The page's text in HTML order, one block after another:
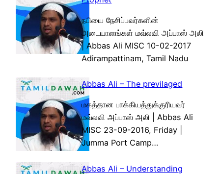
நபியை நேசிப்பவர்களின்
அடையாளங்கள் மவ்லவி அப்பாஸ் அலி
| Abbas Ali MISC 10-02-2017
Adirampattinam, Tamil Nadu
Abbas Ali – The previlaged
மகத்தான பாக்கியத்துக்குரியவர்
மவ்லவி அப்பாஸ் அலி | Abbas Ali
MISC 23-09-2016, Friday |
Jumma Port Camp…
Abbas Ali – Understanding